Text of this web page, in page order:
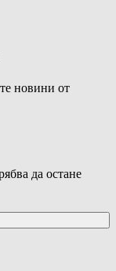
новини от
да остане